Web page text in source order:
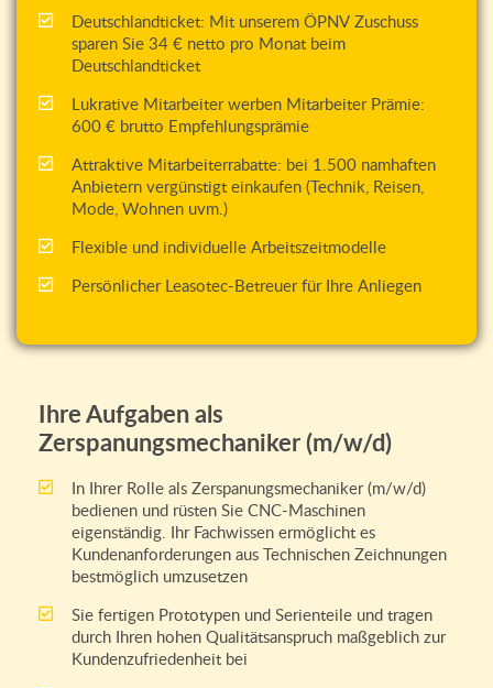
Deutschlandticket: Mit unserem ÖPNV Zuschuss
sparen Sie 34 € netto pro Monat beim
Deutschlandticket
Lukrative Mitarbeiter werben Mitarbeiter Prämie:
600 € brutto Empfehlungsprämie
Attraktive Mitarbeiterrabatte: bei 1.500 namhaften
Anbietern vergünstigt einkaufen (Technik, Reisen,
Mode, Wohnen uvm.)
Flexible und individuelle Arbeitszeitmodelle
Persönlicher Leasotec-Betreuer für Ihre Anliegen
Ihre Aufgaben als
Zerspanungsmechaniker (m/w/d)
In Ihrer Rolle als Zerspanungsmechaniker (m/w/d)
bedienen und rüsten Sie CNC-Maschinen
eigenständig. Ihr Fachwissen ermöglicht es
Kundenanforderungen aus Technischen Zeichnungen
bestmöglich umzusetzen
Sie fertigen Prototypen und Serienteile und tragen
durch Ihren hohen Qualitätsanspruch maßgeblich zur
Kundenzufriedenheit bei